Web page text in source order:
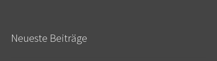
Neueste Beiträge